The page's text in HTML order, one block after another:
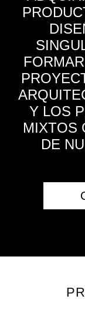
Y LOS
MIXTOS
DE